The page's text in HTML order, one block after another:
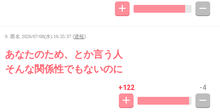
9. 匿名 2026/07/08(水) 16:35:37 [通報]
あなたのため、とか言う人
そんな関係性でもないのに
+122 -4